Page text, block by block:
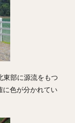
東部に源流をもつ
に色が分かれてい